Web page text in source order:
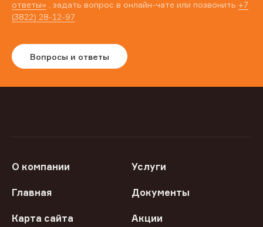
ответы» , задать вопрос в онлайн-чате или позвонить +7
(3822) 28-12-97
Вопросы и ответы
О компании Услуги
Главная Документы
Карта сайта Акции